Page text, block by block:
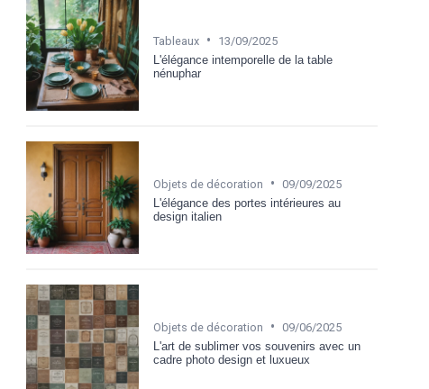
Tableaux •
13/09/2025
L'élégance intemporelle de la table
nénuphar
Objets de décoration • 09/09/2025
L'élégance des portes intérieures au
design italien
Objets de décoration • 09/06/2025
L'art de sublimer vos souvenirs avec un
cadre photo design et luxueux